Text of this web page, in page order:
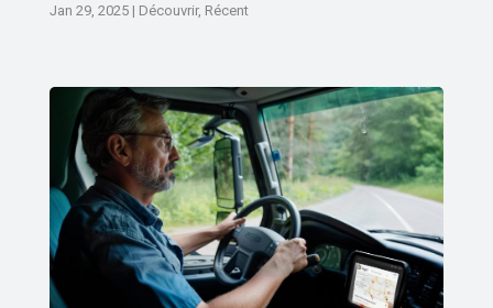
Jan 29, 2025| Découvrir, Récent